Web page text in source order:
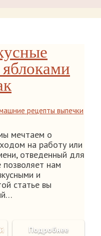
рецепты выпечки
мечтаем о
на работу или
отведенный для
позволяет нам
и
статье вы
Подробнее